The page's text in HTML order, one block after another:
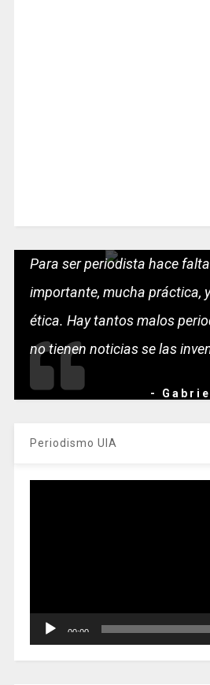
Para ser periodista hace
importante, mucha práctica,
ética. Hay tantos malos
no tienen noticias se las
-
Periodismo UIA
00:00